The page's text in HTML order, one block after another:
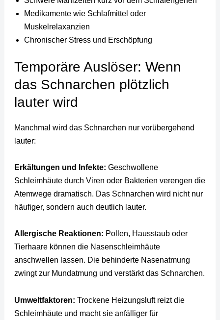
Medikamente wie Schlafmittel oder
Muskelrelaxanzien
Chronischer Stress und Erschöpfung
Temporäre Auslöser: Wenn
das Schnarchen plötzlich
lauter wird
Manchmal wird das Schnarchen nur vorübergehend
lauter:
Erkältungen und Infekte: Geschwollene
Schleimhäute durch Viren oder Bakterien verengen die
Atemwege dramatisch. Das Schnarchen wird nicht nur
häufiger, sondern auch deutlich lauter.
Allergische Reaktionen: Pollen, Hausstaub oder
Tierhaare können die Nasenschleimhäute
anschwellen lassen. Die behinderte Nasenatmung
zwingt zur Mundatmung und verstärkt das Schnarchen.
Umweltfaktoren: Trockene Heizungsluft reizt die
Schleimhäute und macht sie anfälliger für